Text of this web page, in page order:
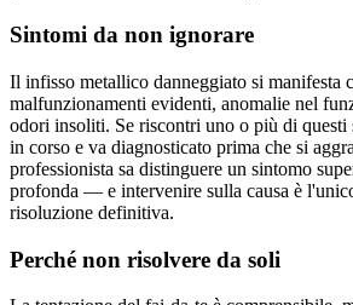
Sintomi da non ignorare
Il infisso metallico danneggiato si manifesta
malfunzionamenti evidenti, anomalie nel
odori insoliti. Se riscontri uno o più di
in corso e va diagnosticato prima che si
professionista sa distinguere un sintomo
profonda — e intervenire sulla causa è
risoluzione definitiva.
Perché non risolvere da soli